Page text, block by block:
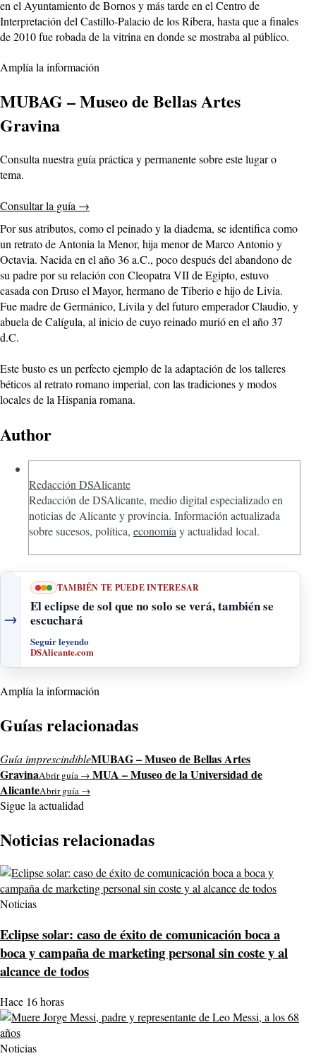
en el Ayuntamiento de Bornos y más tarde en el Centro de
Interpretación del Castillo-Palacio de los Ribera, hasta que a finales
de 2010 fue robada de la vitrina en donde se mostraba al público.
Amplía la información
MUBAG – Museo de Bellas Artes
Gravina
Consulta nuestra guía práctica y permanente sobre este lugar o
tema.
Consultar la guía →
Por sus atributos, como el peinado y la diadema, se identifica como
un retrato de Antonia la Menor, hija menor de Marco Antonio y
Octavia. Nacida en el año 36 a.C., poco después del abandono de
su padre por su relación con Cleopatra VII de Egipto, estuvo
casada con Druso el Mayor, hermano de Tiberio e hijo de Livia.
Fue madre de Germánico, Livila y del futuro emperador Claudio, y
abuela de Calígula, al inicio de cuyo reinado murió en el año 37
d.C.
Este busto es un perfecto ejemplo de la adaptación de los talleres
béticos al retrato romano imperial, con las tradiciones y modos
locales de la Hispania romana.
Author
Redacción DSAlicante
Redacción de DSAlicante, medio digital especializado en
noticias de Alicante y provincia. Información actualizada
sobre sucesos, política, economíay actualidad local.
→
TAMBIÉN TE PUEDE INTERESAR
El eclipse de sol que no solo se verá, también se
escuchará
Seguir leyendo
DSAlicante.com
Amplía la información
Guías relacionadas
Guía imprescindibleMUBAG – Museo de Bellas Artes
GravinaAbrir guía → MUA – Museo de la Universidad de
AlicanteAbrir guía →
Sigue la actualidad
Noticias relacionadas
Noticias
Eclipse solar: caso de éxito de comunicación boca a
boca y campaña de marketing personal sin coste y al
alcance de todos
Hace 16 horas
Noticias